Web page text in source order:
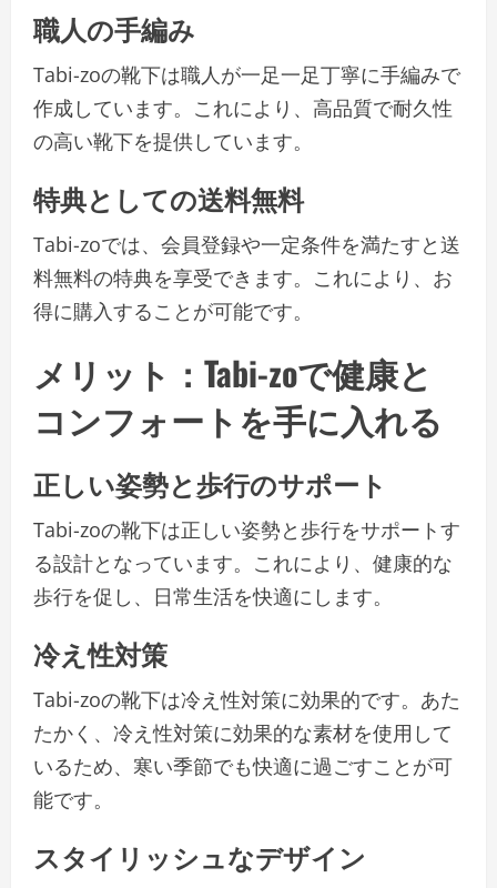
職人の手編み
Tabi-zoの靴下は職人が一足一足丁寧に手編みで
作成しています。これにより、高品質で耐久性
の高い靴下を提供しています。
特典としての送料無料
Tabi-zoでは、会員登録や一定条件を満たすと送
料無料の特典を享受できます。これにより、お
得に購入することが可能です。
メリット：Tabi-zoで健康と
コンフォートを手に入れる
正しい姿勢と歩行のサポート
Tabi-zoの靴下は正しい姿勢と歩行をサポートす
る設計となっています。これにより、健康的な
歩行を促し、日常生活を快適にします。
冷え性対策
Tabi-zoの靴下は冷え性対策に効果的です。あた
たかく、冷え性対策に効果的な素材を使用して
いるため、寒い季節でも快適に過ごすことが可
能です。
スタイリッシュなデザイン